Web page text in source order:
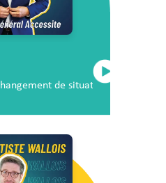
de situation